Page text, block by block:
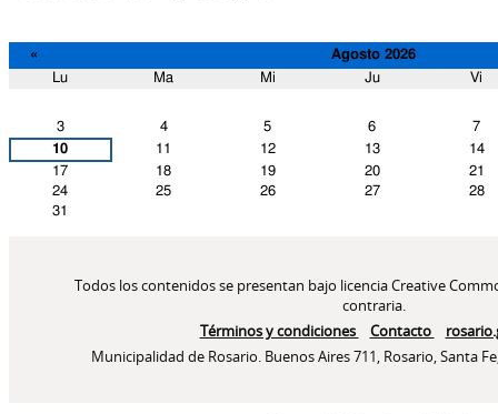
« Agosto 2026
Lu Ma Mi Ju Vi
3 4 5 6
7
10
11 12 13
14
17
18 19 20
21
24
25 26 27
28
31